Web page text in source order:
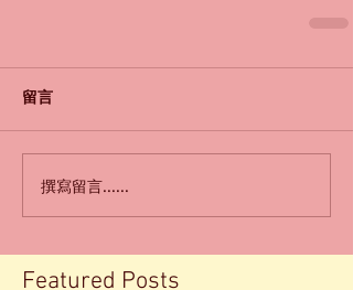
留言
撰寫留言......
Featured Posts